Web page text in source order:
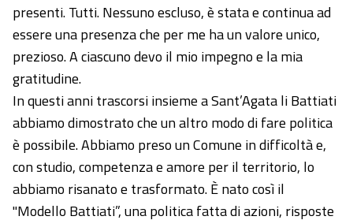
presenti. Tutti. Nessuno escluso, è stata e continua ad
essere una presenza che per me ha un valore unico,
prezioso. A ciascuno devo il mio impegno e la mia
gratitudine.
In questi anni trascorsi insieme a Sant’Agata li Battiati
abbiamo dimostrato che un altro modo di fare politica
è possibile. Abbiamo preso un Comune in difficoltà e,
con studio, competenza e amore per il territorio, lo
abbiamo risanato e trasformato. È nato così il
"Modello Battiati”, una politica fatta di azioni, risposte